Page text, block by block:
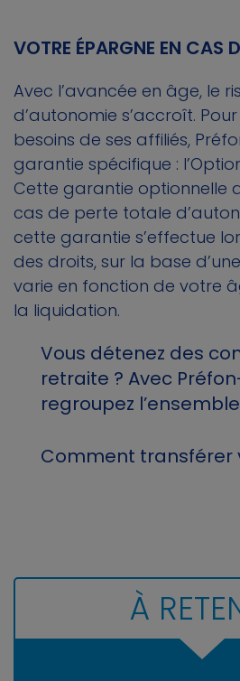
VOTRE ÉPARGNE EN CAS
Avec l’avancée en âge, le
d’autonomie s’accroît.
besoins de ses affiliés,
garantie spécifique :
Cette garantie optionnelle
cas de perte totale
cette garantie s’effectue
des droits, sur la base
varie en fonction de votre
la liquidation.
Vous détenez des
retraite ? Avec
regroupez
Comment transférer
À